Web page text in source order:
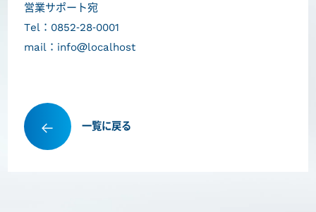
営業サポート宛
Tel：0852-28-0001
mail：info@localhost
一覧に戻る